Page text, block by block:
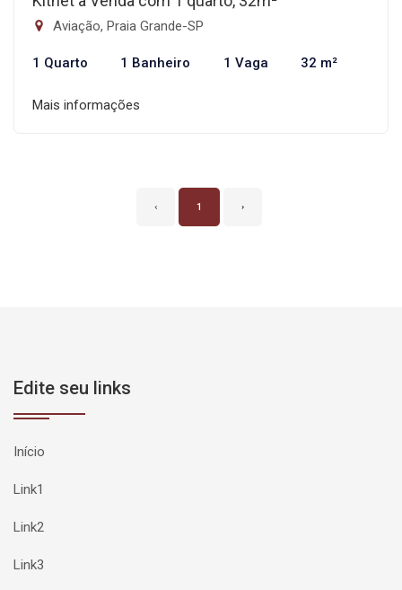
Aviação, Praia Grande-SP
1 Quarto 1 Banheiro 1 Vaga 32 m²
Mais informações
‹ 1 ›
Edite seu links
Início
Link1
Link2
Link3